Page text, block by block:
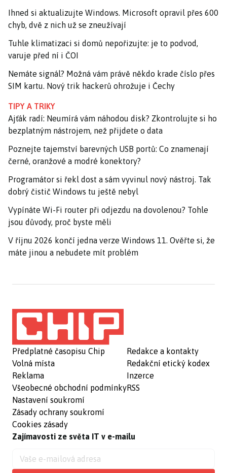
Ihned si aktualizujte Windows. Microsoft opravil přes 600
chyb, dvě z nich už se zneužívají
Tuhle klimatizaci si domů nepořizujte: je to podvod,
varuje před ní i ČOI
Nemáte signál? Možná vám právě někdo krade číslo přes
SIM kartu. Nový trik hackerů ohrožuje i Čechy
TIPY A TRIKY
Ajťák radí: Neumírá vám náhodou disk? Zkontrolujte si ho
bezplatným nástrojem, než přijdete o data
Poznejte tajemství barevných USB portů: Co znamenají
černé, oranžové a modré konektory?
Programátor si řekl dost a sám vyvinul nový nástroj. Tak
dobrý čistič Windows tu ještě nebyl
Vypínáte Wi-Fi router při odjezdu na dovolenou? Tohle
jsou důvody, proč byste měli
V říjnu 2026 končí jedna verze Windows 11. Ověřte si, že
máte jinou a nebudete mít problém
Předplatné časopisu Chip
Volná místa
Reklama
Všeobecné obchodní podmínky
Nastavení soukromí
Zásady ochrany soukromí
Cookies zásady
Redakce a kontakty
Redakční etický kodex
Inzerce
RSS
Zajímavosti ze světa IT v e-mailu